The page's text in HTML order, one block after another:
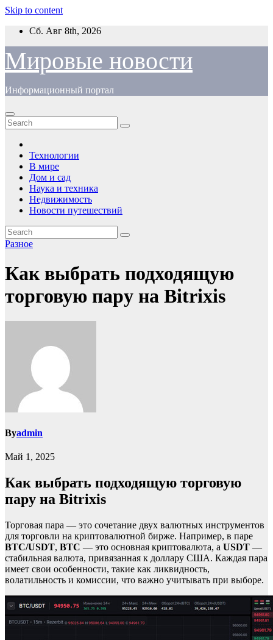
Skip to content
Сб. Авг 8th, 2026
Мировые новости
Информационный портал
Технологии
В мире
Дом и сад
Наука и техника
Недвижимость
Новости путешествий
Разное
Как выбрать подходящую
торговую пару на Bitrixis
Byadmin
Май 1, 2025
Как выбрать подходящую торговую
пару на Bitrixis
Торговая пара — это сочетание двух валютных инструментов
для торговли на криптовалютной бирже. Например, в паре
BTC/USDT, BTC — это основная криптовалюта, а USDT —
стабильная валюта, привязанная к доллару США. Каждая пара
имеет свои особенности, такие как ликвидность,
волатильность и комиссии, что важно учитывать при выборе.